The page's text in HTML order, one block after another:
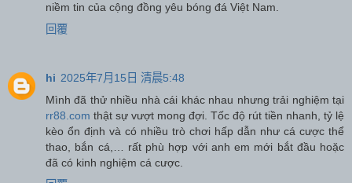
niềm tin của cộng đồng yêu bóng đá Việt Nam.
回覆
hi 2025年7月15日 清晨5:48
Mình đã thử nhiều nhà cái khác nhau nhưng trải nghiệm tại
rr88.com thật sự vượt mong đợi. Tốc độ rút tiền nhanh, tỷ lệ
kèo ổn định và có nhiều trò chơi hấp dẫn như cá cược thể
thao, bắn cá,… rất phù hợp với anh em mới bắt đầu hoặc
đã có kinh nghiệm cá cược.